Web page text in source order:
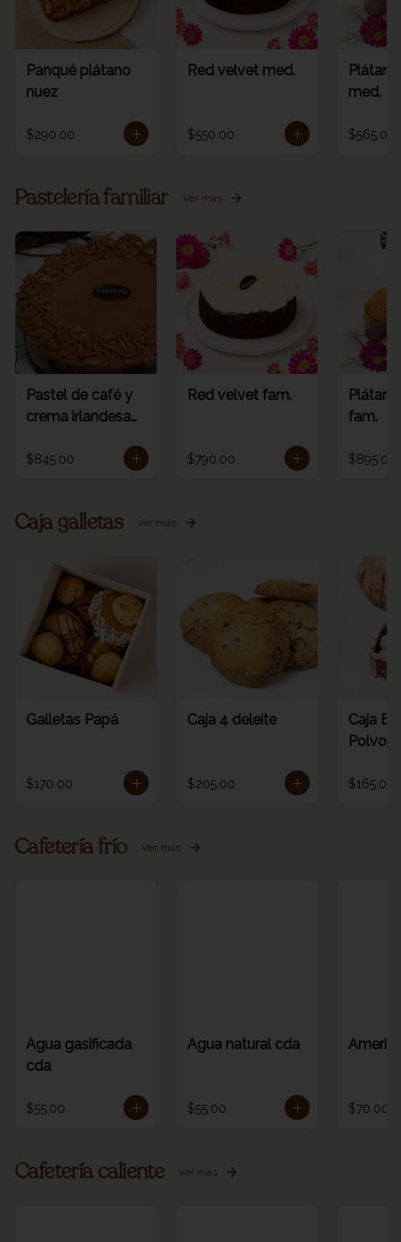
Panqué plátano
nuez
$290.00
Red velvet med.
$550.00
med.
$565.00
Pastelería familiar Ver más
Pastel de café y
crema irlandesa
$845.00
Red velvet fam.
$790.00
fam.
$895.00
Caja galletas Ver más
Galletas Papá
$170.00
Caja 4 deleite
$205.00
Caja
$165.00
Cafetería frío Ver más
Agua gasificada
cda
$55.00
Agua natural cda
$55.00 $70.00
Cafetería caliente Ver más